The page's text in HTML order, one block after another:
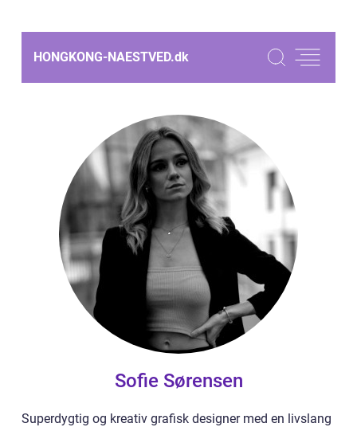
HONGKONG-NAESTVED.dk
Sofie Sørensen
Superdygtig og kreativ grafisk designer med en livslang